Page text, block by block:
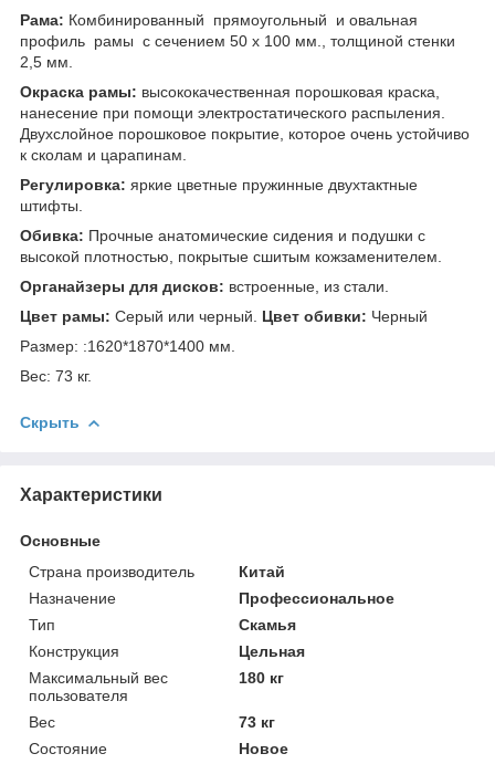
Рама: Комбинированный прямоугольный и овальная
профиль рамы с сечением 50 х 100 мм., толщиной стенки
2,5 мм.
Окраска рамы: высококачественная порошковая краска,
нанесение при помощи электростатического распыления.
Двухслойное порошковое покрытие, которое очень устойчиво
к сколам и царапинам.
Регулировка: яркие цветные пружинные двухтактные
штифты.
Обивка: Прочные анатомические сидения и подушки с
высокой плотностью, покрытые сшитым кожзаменителем.
Органайзеры для дисков: встроенные, из стали.
Цвет рамы: Серый или черный. Цвет обивки: Черный
Размер: :1620*1870*1400 мм.
Вес: 73 кг.
Скрыть
Характеристики
Основные
Страна производитель
Китай
Назначение
Профессиональное
Тип
Скамья
Конструкция
Цельная
Максимальный вес
пользователя
180 кг
Вес
73 кг
Состояние
Новое